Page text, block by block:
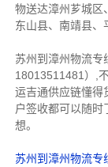
物送达漳州芗城区
东山县、南靖县、
苏州到漳州物流专
18013511481）,
运吉通供应链懂得
户签收都可以随时
想。
苏州到漳州物流专